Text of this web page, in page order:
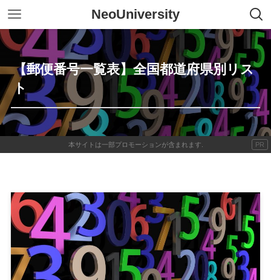
NeoUniversity
【郵便番号一覧表】全国都道府県別リス
ト